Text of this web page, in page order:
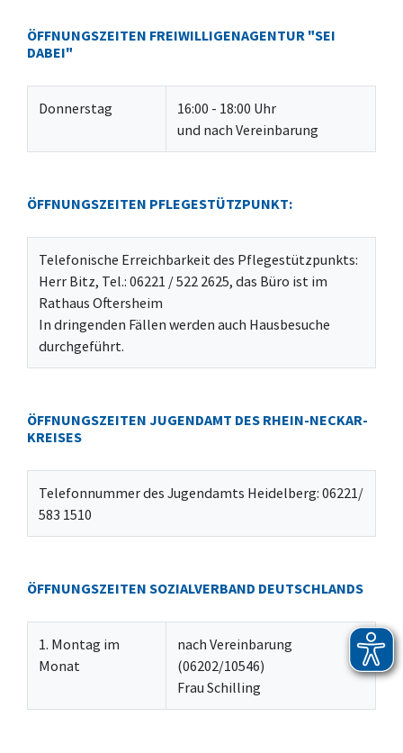
ÖFFNUNGSZEITEN FREIWILLIGENAGENTUR "SEI
DABEI"
Donnerstag
16:00 - 18:00 Uhr
und nach Vereinbarung
ÖFFNUNGSZEITEN PFLEGESTÜTZPUNKT:
Telefonische Erreichbarkeit des Pflegestützpunkts:
Herr Bitz, Tel.: 06221 / 522 2625, das Büro ist im
Rathaus Oftersheim
In dringenden Fällen werden auch Hausbesuche
durchgeführt.
ÖFFNUNGSZEITEN JUGENDAMT DES RHEIN-NECKAR-
KREISES
Telefonnummer des Jugendamts Heidelberg: 06221/
583 1510
ÖFFNUNGSZEITEN SOZIALVERBAND DEUTSCHLANDS
1. Montag im
Monat
nach Vereinbarung
(06202/10546)
Frau Schilling